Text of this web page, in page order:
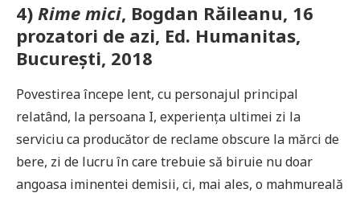
4) Rime mici, Bogdan Răileanu, 16
prozatori de azi, Ed. Humanitas,
București, 2018
Povestirea începe lent, cu personajul principal
relatând, la persoana I, experiența ultimei zi la
serviciu ca producător de reclame obscure la mărci de
bere, zi de lucru în care trebuie să biruie nu doar
angoasa iminentei demisii, ci, mai ales, o mahmureală